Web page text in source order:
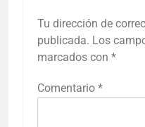
Tu dirección de
publicada. Los
marcados con *
Comentario *